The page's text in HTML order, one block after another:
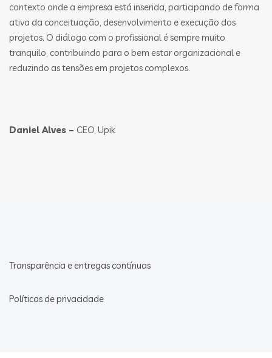
contexto onde a empresa está inserida, participando de forma
ativa da conceituação, desenvolvimento e execução dos
projetos. O diálogo com o profissional é sempre muito
tranquilo, contribuindo para o bem estar organizacional e
reduzindo as tensões em projetos complexos.
Daniel Alves – CEO, Upik
Transparência e entregas contínuas
Políticas de privacidade